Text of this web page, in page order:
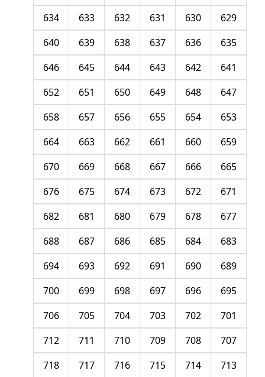
629
630
631
632
633
634
635
636
637
638
639
640
641
642
643
644
645
646
647
648
649
650
651
652
653
654
655
656
657
658
659
660
661
662
663
664
665
666
667
668
669
670
671
672
673
674
675
676
677
678
679
680
681
682
683
684
685
686
687
688
689
690
691
692
693
694
695
696
697
698
699
700
701
702
703
704
705
706
707
708
709
710
711
712
713
714
715
716
717
718